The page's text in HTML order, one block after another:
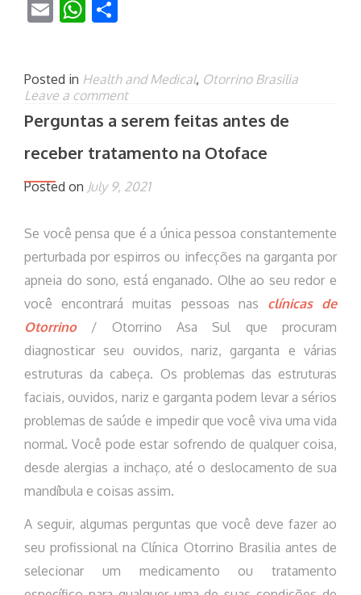
Email WhatsApp
Posted in Health and Medical, Otorrino Brasilia
Leave a comment
Perguntas a serem feitas antes de
receber tratamento na Otoface
Posted on July 9, 2021
Se você pensa que é a única pessoa constantemente
perturbada por espirros ou infecções na garganta por
apneia do sono, está enganado. Olhe ao seu redor e
você encontrará muitas pessoas nas clínicas de
Otorrino/ Otorrino Asa Sul que procuram
diagnosticar seu ouvidos, nariz, garganta e várias
estruturas da cabeça. Os problemas das estruturas
faciais, ouvidos, nariz e garganta podem levar a sérios
problemas de saúde e impedir que você viva uma vida
normal. Você pode estar sofrendo de qualquer coisa,
desde alergias a inchaço, até o deslocamento de sua
mandíbula e coisas assim.
A seguir, algumas perguntas que você deve fazer ao
seu profissional na Clínica Otorrino Brasilia antes de
selecionar um medicamento ou tratamento